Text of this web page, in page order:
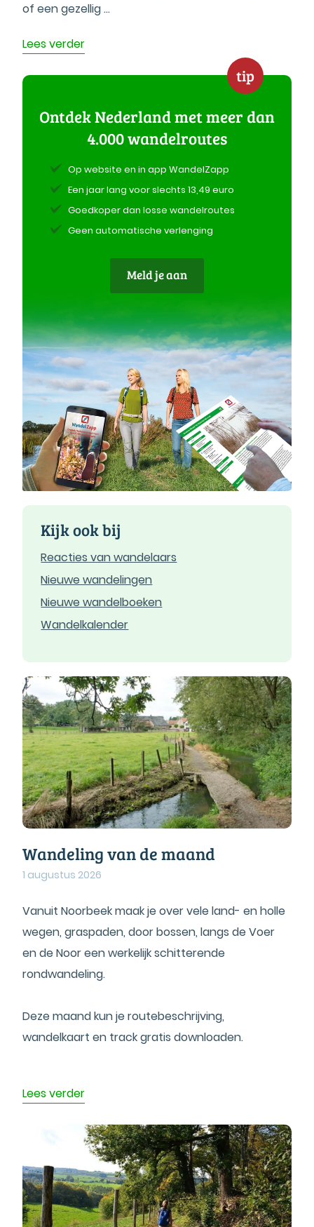
of een gezellig ...
Lees verder
tip
Ontdek Nederland met meer dan
4.000 wandelroutes
Op website en in app WandelZapp
Een jaar lang voor slechts 13,49 euro
Goedkoper dan losse wandelroutes
Geen automatische verlenging
Meld je aan
Kijk ook bij
Reacties van wandelaars
Nieuwe wandelingen
Nieuwe wandelboeken
Wandelkalender
Wandeling van de maand
1 augustus 2026
Vanuit Noorbeek maak je over vele land- en holle
wegen, graspaden, door bossen, langs de Voer
en de Noor een werkelijk schitterende
rondwandeling.
Deze maand kun je routebeschrijving,
wandelkaart en track gratis downloaden.
Lees verder